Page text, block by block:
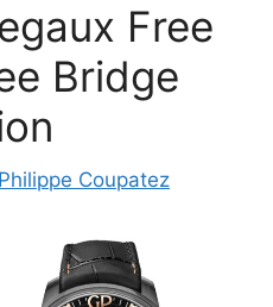
Free
Bridge
Philippe Coupatez